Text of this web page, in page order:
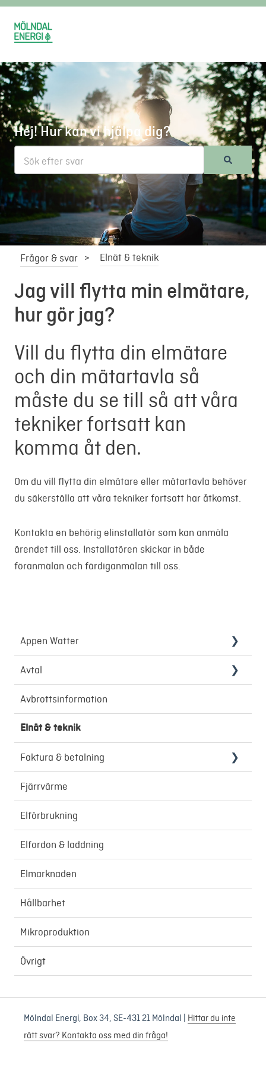
Hej! Hur kan vi hjälpa dig?
Det finns inga förslag eftersom sökfältet är tomt.
Frågor & svar Elnät & teknik
Jag vill flytta min elmätare,
hur gör jag?
Vill du flytta din elmätare
och din mätartavla så
måste du se till så att våra
tekniker fortsatt kan
komma åt den.
Om du vill flytta din elmätare eller mätartavla behöver
du säkerställa att våra tekniker fortsatt har åtkomst.
Kontakta en behörig elinstallatör som kan anmäla
ärendet till oss. Installatören skickar in både
föranmälan och färdiganmälan till oss.
Appen Watter
Smart laddning
Avtal
Inflyttning & utflyttning
Avbrottsinformation
Elnät & teknik
Faktura & betalning
Återbetalning
Fjärrvärme
Elförbrukning
Elfordon & laddning
Elmarknaden
Hållbarhet
Mikroproduktion
Övrigt
Mölndal Energi, Box 34, SE-431 21 Mölndal | Hittar du inte
rätt svar? Kontakta oss med din fråga!